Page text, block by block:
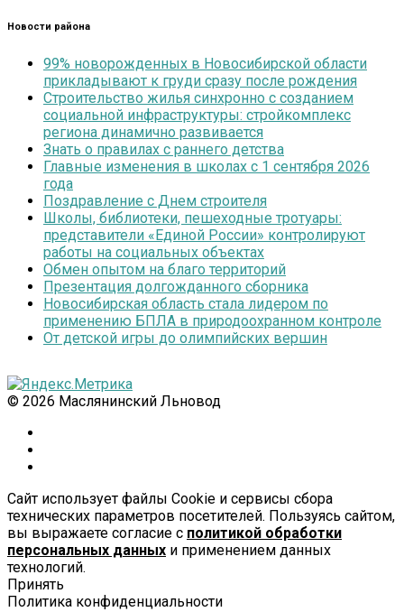
Новости района
99% новорожденных в Новосибирской области
прикладывают к груди сразу после рождения
Строительство жилья синхронно с созданием
социальной инфраструктуры: стройкомплекс
региона динамично развивается
Знать о правилах с раннего детства
Главные изменения в школах с 1 сентября 2026
года
Поздравление с Днем строителя
Школы, библиотеки, пешеходные тротуары:
представители «Единой России» контролируют
работы на социальных объектах
Обмен опытом на благо территорий
Презентация долгожданного сборника
Новосибирская область стала лидером по
применению БПЛА в природоохранном контроле
От детской игры до олимпийских вершин
© 2026 Маслянинский Льновод
Сайт использует файлы Cookie и сервисы сбора
технических параметров посетителей. Пользуясь сайтом,
вы выражаете согласие с политикой обработки
персональных данных и применением данных
технологий.
Принять
Политика конфиденциальности